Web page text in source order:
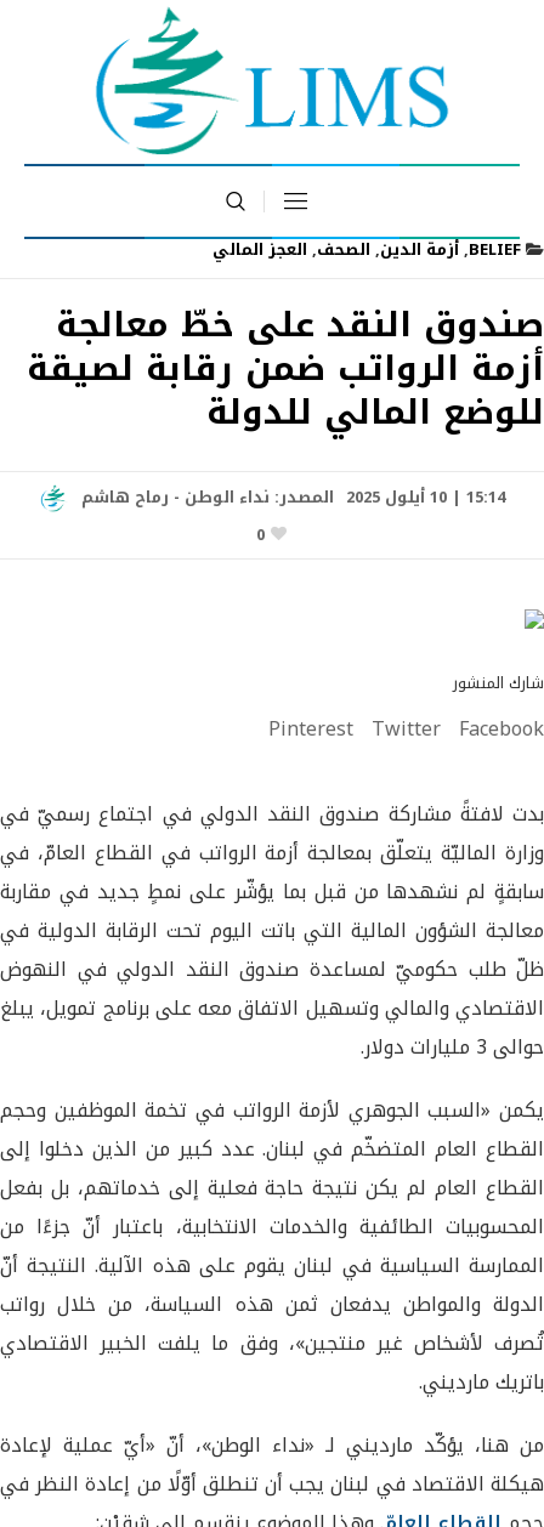
BELIEF
,أزمة الدين,الصحف,العجز المالي
صندوق النقد على خطّ معالجة
أزمة الرواتب ضمن رقابة لصيقة
للوضع المالي للدولة
15:14 | 10 أيلول 2025 المصدر: نداء الوطن - رماح هاشم
0
شارك المنشور
Facebook
Twitter
Pinterest
بدت لافتةً مشاركة صندوق النقد الدولي في اجتماع رسميّ في
وزارة الماليّة يتعلّق بمعالجة أزمة الرواتب في القطاع العامّ، في
سابقةٍ لم نشهدها من قبل بما يؤشّر على نمطٍ جديد في مقاربة
معالجة الشؤون المالية التي باتت اليوم تحت الرقابة الدولية في
ظلّ طلب حكوميّ لمساعدة صندوق النقد الدولي في النهوض
الاقتصادي والمالي وتسهيل الاتفاق معه على برنامج تمويل، يبلغ
حوالى 3 مليارات دولار.
يكمن «السبب الجوهري لأزمة الرواتب في تخمة الموظفين وحجم
القطاع العام المتضخّم في لبنان. عدد كبير من الذين دخلوا إلى
القطاع العام لم يكن نتيجة حاجة فعلية إلى خدماتهم، بل بفعل
المحسوبيات الطائفية والخدمات الانتخابية، باعتبار أنّ جزءًا من
الممارسة السياسية في لبنان يقوم على هذه الآلية. النتيجة أنّ
الدولة والمواطن يدفعان ثمن هذه السياسة، من خلال رواتب
تُصرف لأشخاص غير منتجين»، وفق ما يلفت الخبير الاقتصادي
باتريك مارديني.
من هنا، يؤكّد مارديني لـ «نداء الوطن»، أنّ «أيّ عملية لإعادة
هيكلة الاقتصاد في لبنان يجب أن تنطلق أوّلًا من إعادة النظر في